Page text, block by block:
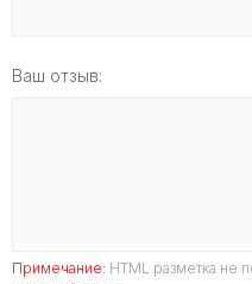
Ваш отзыв:
Примечание: HTML разметка не